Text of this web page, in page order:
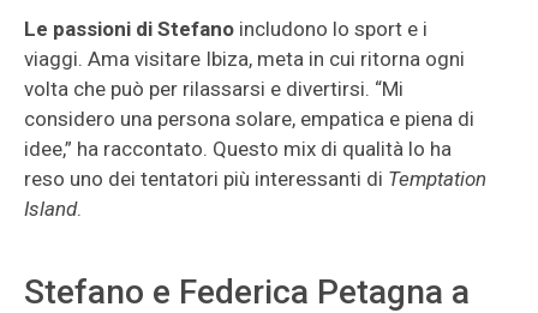
Le passioni di Stefano includono lo sport e i
viaggi. Ama visitare Ibiza, meta in cui ritorna ogni
volta che può per rilassarsi e divertirsi. “Mi
considero una persona solare, empatica e piena di
idee,” ha raccontato. Questo mix di qualità lo ha
reso uno dei tentatori più interessanti di Temptation
Island.
Stefano e Federica Petagna a